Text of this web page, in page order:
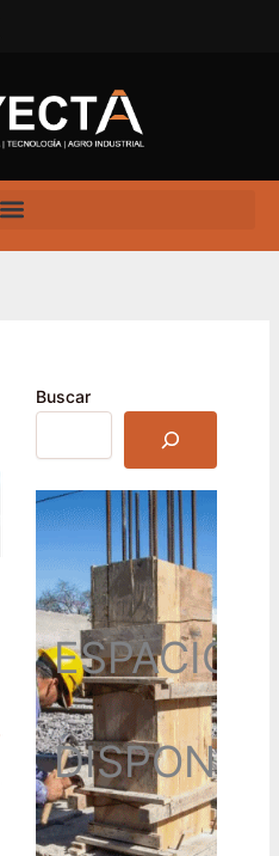
Buscar
ESPACIO
InstagramFacebook